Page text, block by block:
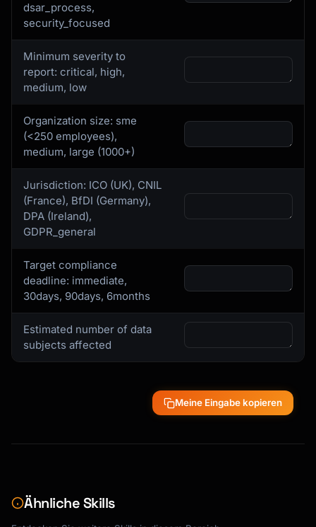
dsar_process,
security_focused
Minimum severity to
report: critical, high,
medium, low
Organization size: sme
(<250 employees),
medium, large (1000+)
Jurisdiction: ICO (UK), CNIL
(France), BfDI (Germany),
DPA (Ireland),
GDPR_general
Target compliance
deadline: immediate,
30days, 90days, 6months
Estimated number of data
subjects affected
Meine Eingabe kopieren
Ähnliche Skills